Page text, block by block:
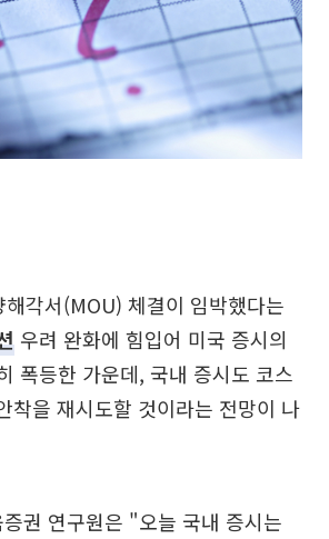
각서(MOU) 체결이 임박했다는
우려 완화에 힘입어 미국 증시의
폭등한 가운데, 국내 증시도 코스
착을 재시도할 것이라는 전망이 나
권 연구원은 "오늘 국내 증시는